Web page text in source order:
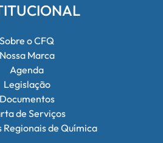
Sobre o CFQ
Nossa Marca
Agenda
Legislação
Documentos
de Serviços
Regionais de Química